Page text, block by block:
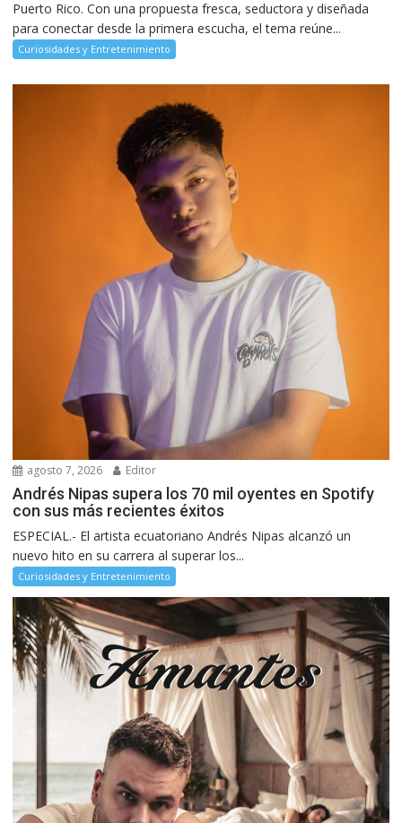
Puerto Rico. Con una propuesta fresca, seductora y diseñada
para conectar desde la primera escucha, el tema reúne...
Curiosidades y Entretenimiento
agosto 7, 2026 Editor
Andrés Nipas supera los 70 mil oyentes en Spotify
con sus más recientes éxitos
ESPECIAL.- El artista ecuatoriano Andrés Nipas alcanzó un
nuevo hito en su carrera al superar los...
Curiosidades y Entretenimiento